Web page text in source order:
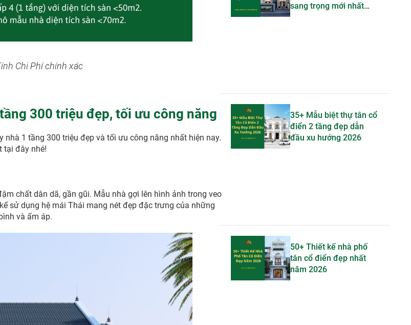
Chi Phí chính xác
300 triệu đẹp, tối ưu công năng
1 tầng 300 triệu đẹp và tối ưu công năng nhất hiện nay.
tại đây nhé!
chất dân dã, gần gũi. Mẫu nhà gợi lên hình ảnh trong veo
sử dụng hệ mái Thái mang nét đẹp đặc trưng của những
và ấm áp.
sang trọng mới nhất
35+ Mẫu biệt thự tân cổ
điển 2 tầng đẹp dẫn
đầu xu hướng 2026
50+ Thiết kế nhà phố
tân cổ điển đẹp nhất
năm 2026